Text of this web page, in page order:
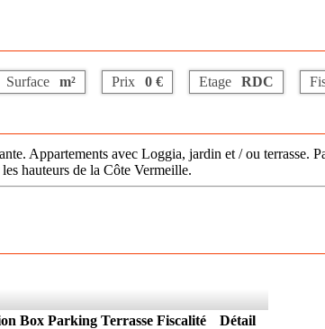
Surface m² Prix 0 € Etage RDC
Appartements avec Loggia, jardin et / ou terrasse.
hauteurs de la Côte Vermeille.
Box Parking Terrasse Fiscalité
Détail